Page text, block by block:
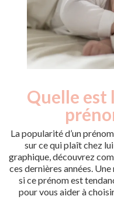
Quelle est
La popularité d’un
sur ce qui plaît chez
graphique, découvrez
ces dernières années.
si ce prénom est
pour vous aider à
Popularité du
prénom Kanika par
année
Année
Nouveaux-
nés
2022
5